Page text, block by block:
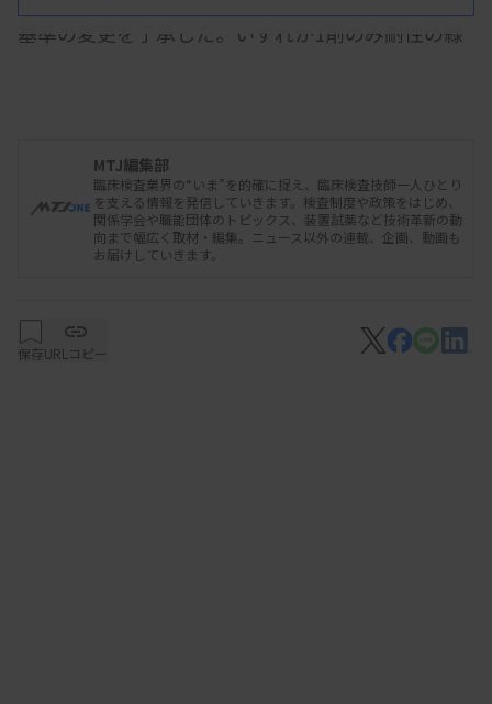
基準の変更を了承した。いずれか1剤のみ耐性の緑
の混乱を軽減するため米国臨床検査標準協会
（CLSI）の基準に変更する。
事務局は、名称変更について、現在の「薬剤耐性緑
株ではなく、いずれか1剤のみ耐性の緑膿菌による
感染症を届け出対象と誤認して届け出る医療機関が
MTJ編集部
臨床検査業界の“いま”を的確に捉え、臨床検査技師一人ひとり
を支える情報を発信していきます。検査制度や政策をはじめ、
関係学会や職能団体のトピックス、装置試薬など技術革新の動
向まで幅広く取材・編集。ニュース以外の連載、企画、動画も
お届けしていきます。
保存URLコピー